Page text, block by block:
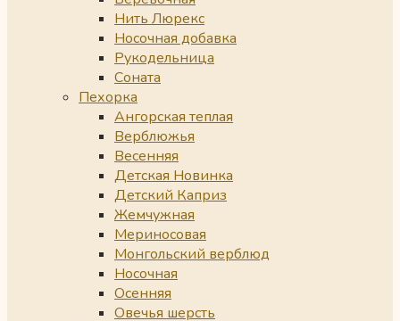
Нить Люрекс
Носочная добавка
Рукодельница
Соната
Пехорка
Ангорская теплая
Верблюжья
Весенняя
Детская Новинка
Детский Каприз
Жемчужная
Мериносовая
Монгольский верблюд
Носочная
Осенняя
Овечья шерсть